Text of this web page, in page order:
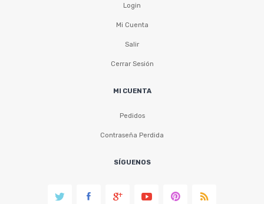
Login
Mi Cuenta
Salir
Cerrar Sesión
MI CUENTA
Pedidos
Contraseña Perdida
SÍGUENOS